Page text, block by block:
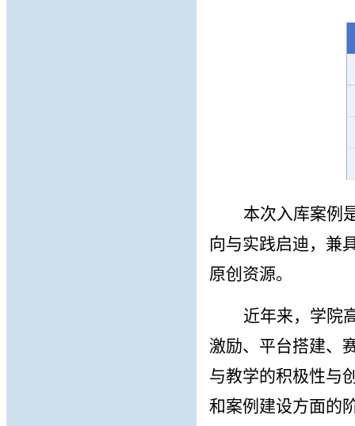
本次入库案例
向与实践启迪 ，兼
原创资源。
近年来， 学院
激励、平台搭建、
与教学的积极性与
和案例建设方面的